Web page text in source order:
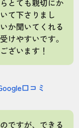
とても親切にか
て下さりまし
か聞いてくれる
けやすいです。
ざいます！
口コミ
ですが、できる